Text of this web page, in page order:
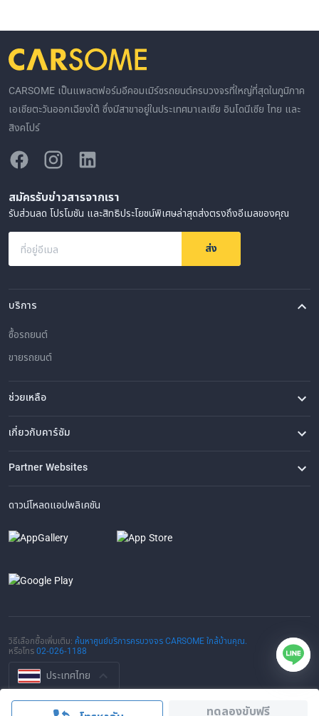
ทดลองขับฟรี
CARSOME เป็นแพลตฟอร์มอีคอมเมิร์ซรถยนต์ครบวงจรที่ใหญ่ที่สุดในภูมิภาค
เอเชียตะวันออกเฉียงใต้ ซึ่งมีสาขาอยู่ในประเทศมาเลเซีย อินโดนีเซีย ไทย และ
สิงคโปร์
สมัครรับข่าวสารจากเรา
รับส่วนลด โปรโมชัน และสิทธิประโยชน์พิเศษล่าสุดส่งตรงถึงอีเมลของคุณ
ที่อยู่อีเมล ส่ง
บริการ
ซื้อรถยนต์
ขายรถยนต์
ช่วยเหลือ
คำถามที่พบบ่อย
ติดต่อเรา
ที่ตั้งของเรา
เกี่ยวกับคาร์ซัม
เรื่องราวของเรา
ซื้อรถจาก CARSOME
บทความ
การแจ้งเบาะแส
ร่วมงานกับเรา
Partner Websites
AutoFun
One2Car
AutoSpinn
CarTimes
ดาวน์โหลดแอปพลิเคชัน
วิธีเลือกซื้อเพิ่มเติม: ค้นหาศูนย์บริการครบวงจร CARSOME ใกล้บ้านคุณ.
หรือโทร02-026-1188
ประเทศไทย
© 2016-2025 CARSOME (THAILAND) CO., LTD.(105559096112) สงวน